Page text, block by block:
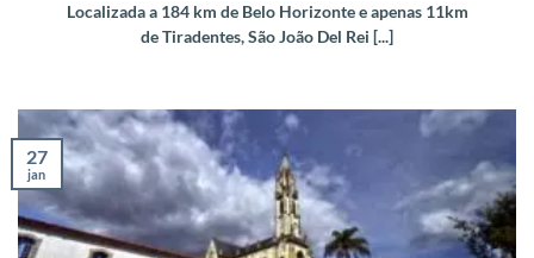
Localizada a 184 km de Belo Horizonte e apenas 11km
de Tiradentes, São João Del Rei [...]
27
jan